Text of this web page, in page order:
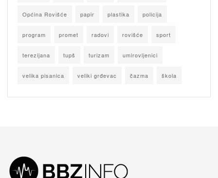
Općina Rovišće papir plastika policija
program promet radovi rovišće sport
terezijana tupš turizam umirovljenici
velika pisanica veliki grđevac čazma škola